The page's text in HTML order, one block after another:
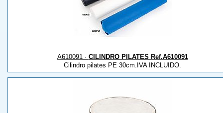
A610091 · CILINDRO PILATES Ref.A610091
Cilindro pilates PE 30cm.IVA INCLUIDO.